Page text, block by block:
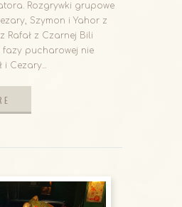
Rozgrywki grupowe
Szymon i Yahor z
Rafał z Czarnej Bili
fazy pucharowej nie
i Cezary...